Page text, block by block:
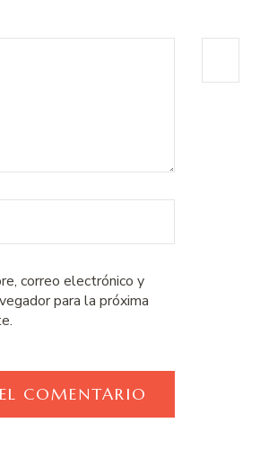
correo electrónico y
para la próxima